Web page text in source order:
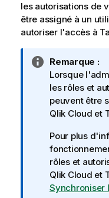
les autorisations de
être assigné à un
autoriser l'accès à
N
o
t
e
I
f
o
r
m
a
Remarque :
Lorsque
les rôles et
peuvent être
Qlik Cloud et
Pour plus
rôles et
Qlik Cloud et
Synchroniser